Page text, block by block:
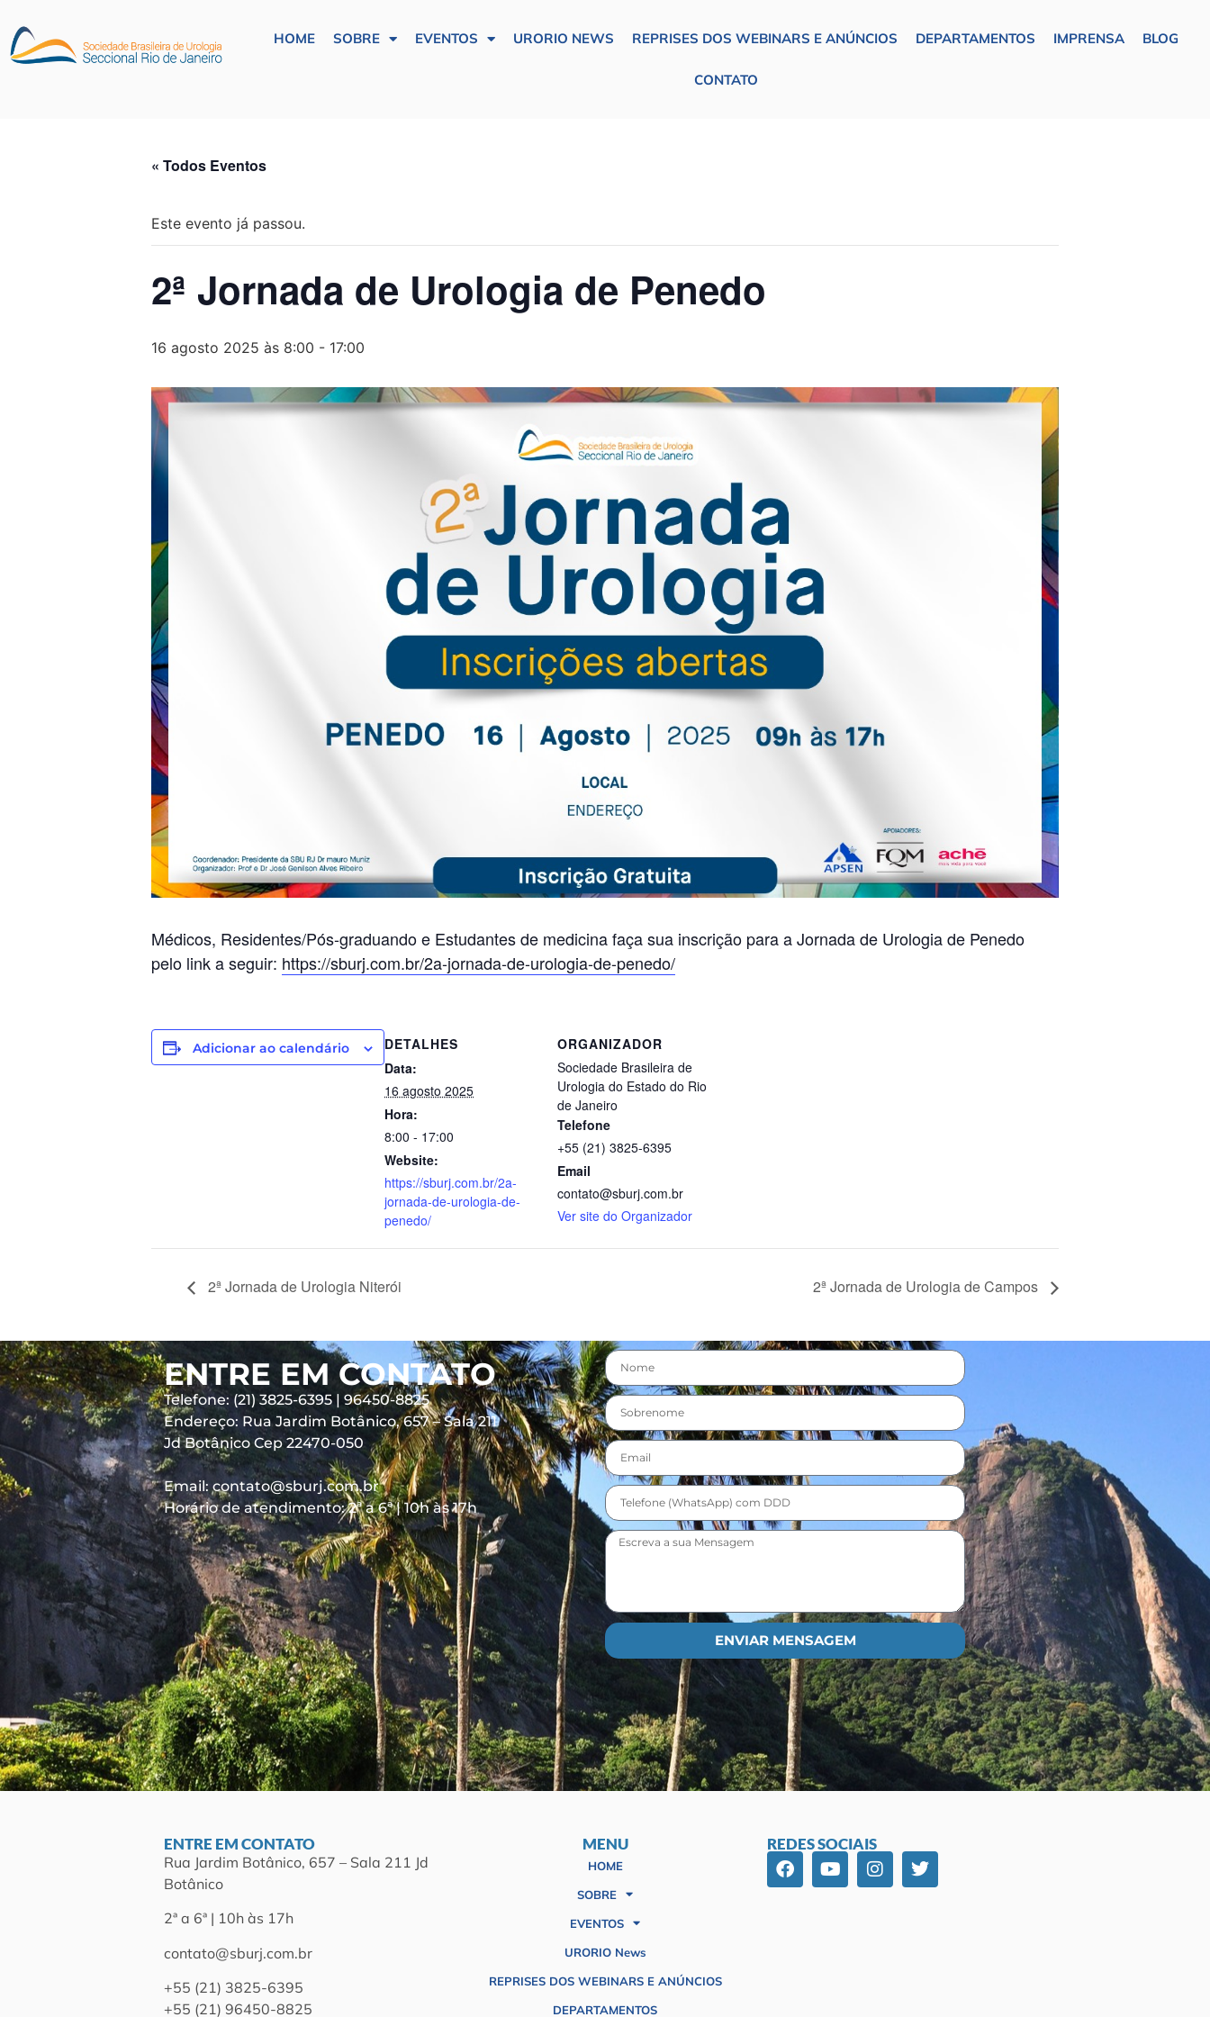
HOME SOBRE EVENTOS URORIO NEWS REPRISES DOS WEBINARS E ANÚNCIOS DEPARTAMENTOS IMPRENSA BLOG
CONTATO
« Todos Eventos
Este evento já passou.
2ª Jornada de Urologia de Penedo
16 agosto 2025 às 8:00 - 17:00
Médicos, Residentes/Pós-graduando e Estudantes de medicina faça sua inscrição para a Jornada de Urologia de Penedo
pelo link a seguir: https://sburj.com.br/2a-jornada-de-urologia-de-penedo/
Adicionar ao calendário
DETALHES
Data:
16 agosto 2025
Hora:
8:00 - 17:00
Website:
https://sburj.com.br/2a-
jornada-de-urologia-de-
penedo/
ORGANIZADOR
Sociedade Brasileira de
Urologia do Estado do Rio
de Janeiro
Telefone
+55 (21) 3825-6395
Email
contato@sburj.com.br
Ver site do Organizador
2ª Jornada de Urologia Niterói 2ª Jornada de Urologia de Campos
ENTRE EM CONTATO
Telefone: (21) 3825-6395 | 96450-8825
Endereço: Rua Jardim Botânico, 657 – Sala 211
Jd Botânico Cep 22470-050
Email: contato@sburj.com.br
Horário de atendimento: 2ª a 6ª | 10h às 17h
ENVIAR MENSAGEM
ENTRE EM CONTATO
Rua Jardim Botânico, 657 – Sala 211 Jd
Botânico
2ª a 6ª | 10h às 17h
contato@sburj.com.br
+55 (21) 3825-6395
+55 (21) 96450-8825
MENU
HOME
SOBRE
EVENTOS
URORIO News
REPRISES DOS WEBINARS E ANÚNCIOS
DEPARTAMENTOS
REDES SOCIAIS